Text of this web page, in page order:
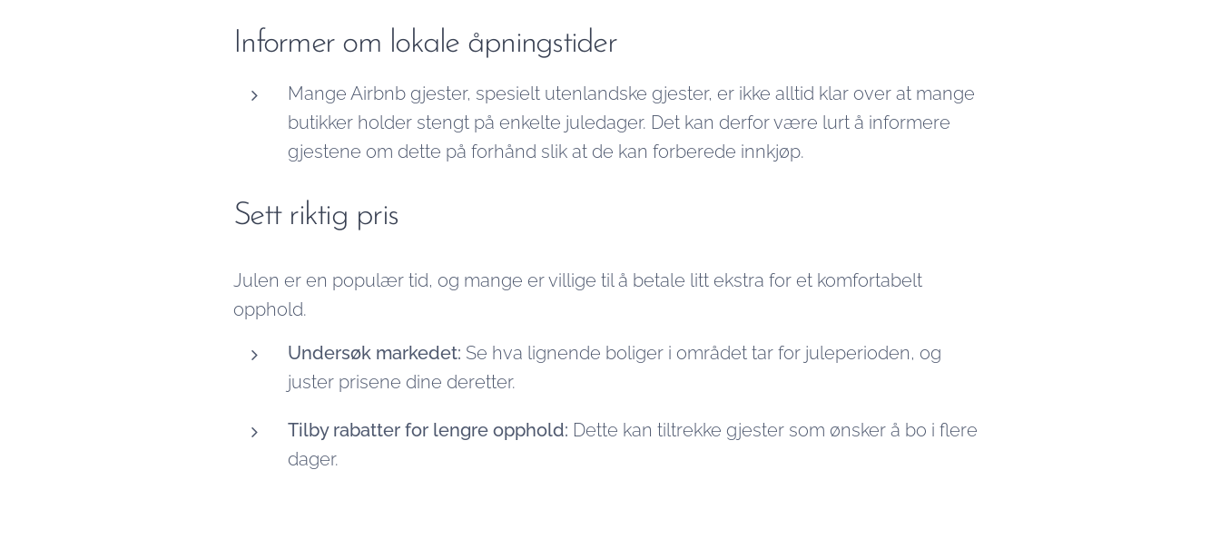
Informer om lokale åpningstider
Mange Airbnb gjester, spesielt utenlandske gjester, er ikke alltid klar over at mange
butikker holder stengt på enkelte juledager. Det kan derfor være lurt å informere
gjestene om dette på forhånd slik at de kan forberede innkjøp.
Sett riktig pris
Julen er en populær tid, og mange er villige til å betale litt ekstra for et komfortabelt
opphold.
Undersøk markedet: Se hva lignende boliger i området tar for juleperioden, og
juster prisene dine deretter.
Tilby rabatter for lengre opphold: Dette kan tiltrekke gjester som ønsker å bo i flere
dager.